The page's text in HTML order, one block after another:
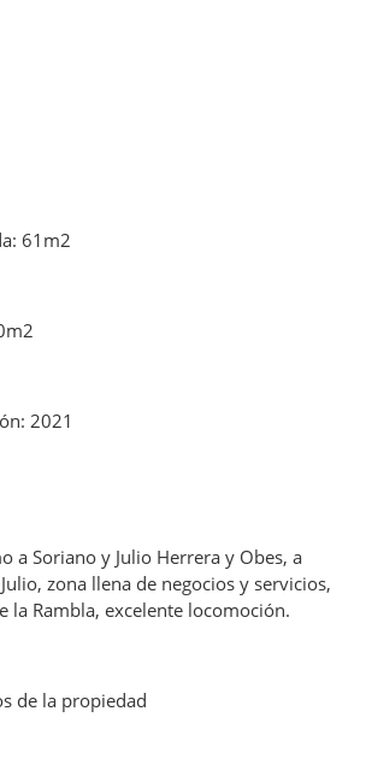
61m2
2021
a Soriano y Julio Herrera y Obes, a
zona llena de negocios y servicios,
la Rambla, excelente locomoción.
de la propiedad